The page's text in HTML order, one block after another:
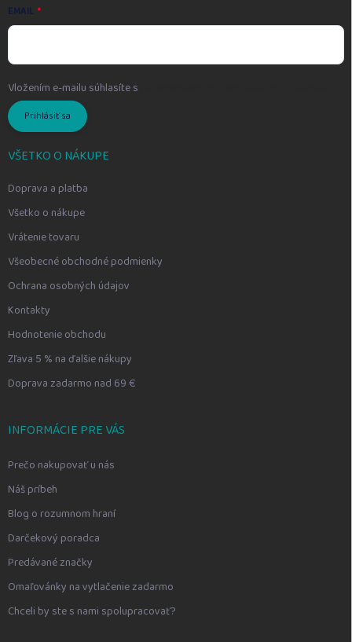
EMAIL
Vložením e-mailu súhlasíte s
Prihlásiť sa
VŠETKO O NÁKUPE
Doprava a platba
Všetko o nákupe
Vrátenie tovaru
Všeobecné obchodné podmienky
Ochrana osobných údajov
Kontakty
Hodnotenie obchodu
Zľava 5 % na ďalšie nákupy
Doprava zadarmo nad 69 €
INFORMÁCIE PRE VÁS
Prečo nakupovať u nás
Náš príbeh
Blog o rozumnom hraní
Darčekový poradca
Predávané značky
Omaľovánky na vytlačenie zadarmo
Chceli by ste s nami spolupracovať?